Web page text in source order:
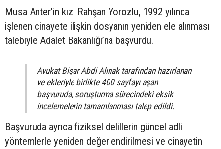
Musa Anter’in kızı Rahşan Yorozlu, 1992 yılında
işlenen cinayete ilişkin dosyanın yeniden ele alınması
talebiyle Adalet Bakanlığı’na başvurdu.
Avukat Bişar Abdi Alınak tarafından hazırlanan
ve ekleriyle birlikte 400 sayfayı aşan
başvuruda, soruşturma sürecindeki eksik
incelemelerin tamamlanması talep edildi.
Başvuruda ayrıca fiziksel delillerin güncel adli
yöntemlerle yeniden değerlendirilmesi ve cinayetin